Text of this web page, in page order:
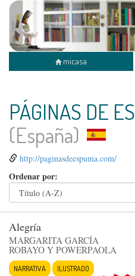
micasa
PÁGINAS DE
(España)
http://paginasdeespuma.com/
Ordenar por:
Alegría
MARGARITA GARCÍA
ROBAYO Y POWERPAOLA
NARRATIVA ILUSTRADO